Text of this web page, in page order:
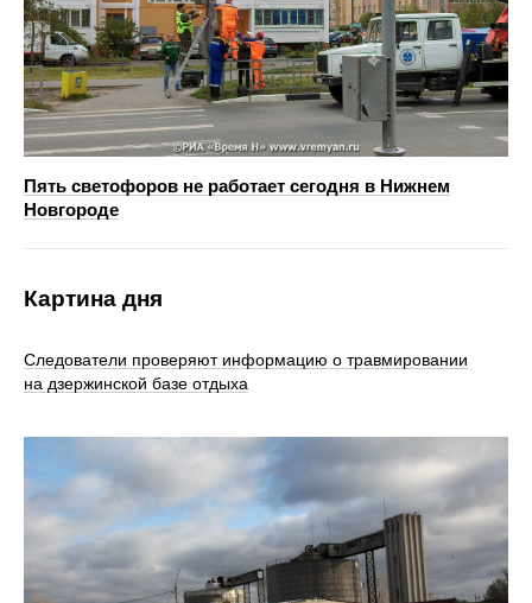
Пять светофоров не работает сегодня в Нижнем
Новгороде
Картина дня
Следователи проверяют информацию о травмировании
на дзержинской базе отдыха